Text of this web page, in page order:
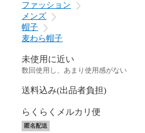
ファッション
メンズ
帽子
麦わら帽子
未使用に近い
数回使用し、あまり使用感がない
送料込み(出品者負担)
らくらくメルカリ便
匿名配送